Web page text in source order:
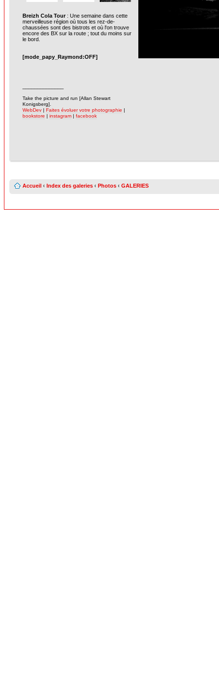
Breizh Cola Tour: Une semaine dans cette
merveilleuse région où tous les rez-de-
chaussées sont des bistrots et où l'on trouve
encore des BX sur la route ; tout du moins sur
le bord.
[mode_papy_Raymond:OFF]
Take the picture and run [Allan Stewart
Konigsberg].
WebDev | Faites évoluer votre photographie |
bookstore | instagram | facebook
Accueil ‹ Index des galeries ‹ Photos ‹ GALERIES